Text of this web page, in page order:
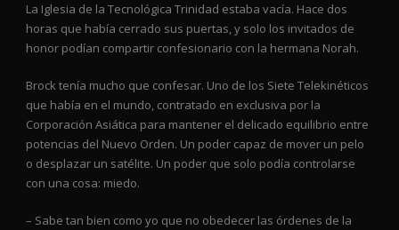
La Iglesia de la Tecnológica Trinidad estaba vacía. Hace dos
horas que había cerrado sus puertas, y solo los invitados de
honor podían compartir confesionario con la hermana Norah.
Brock tenía mucho que confesar. Uno de los Siete Telekinéticos
que había en el mundo, contratado en exclusiva por la
Corporación Asiática para mantener el delicado equilibrio entre
potencias del Nuevo Orden. Un poder capaz de mover un pelo
o desplazar un satélite. Un poder que solo podía controlarse
con una cosa: miedo.
– Sabe tan bien como yo que no obedecer las órdenes de la